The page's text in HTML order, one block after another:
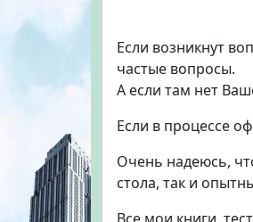
Если возникнут
частые вопросы.
А если там нет
Если в процессе
Очень надеюсь,
стола, так и